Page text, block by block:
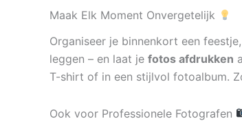
Maak Elk Moment Onvergetelijk
Organiseer je binnenkort een
leggen – en laat je fotos afdrukken
T-shirt of in een stijlvol fotoalbum.
Ook voor Professionele Fotografen